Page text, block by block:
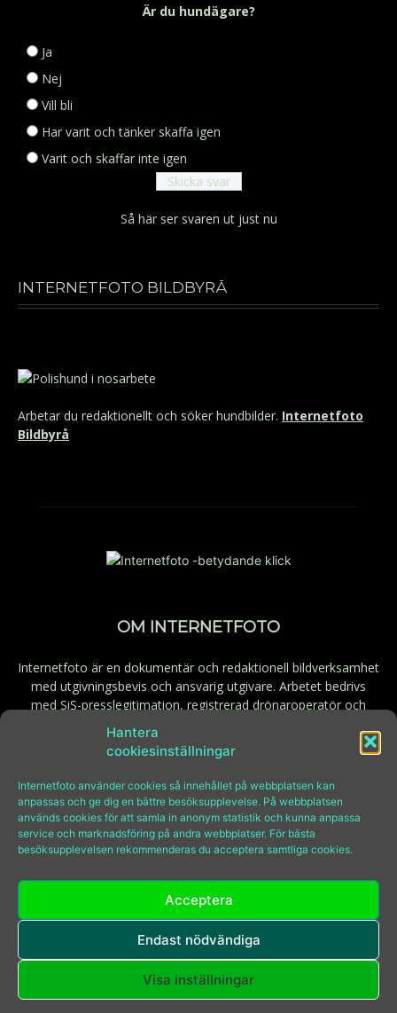
Hantera
cookiesinställningar
Internetfoto använder cookies så innehållet på webbplatsen kan
anpassas och ge dig en bättre besöksupplevelse. På webbplatsen
används cookies för att samla in anonym statistik och kunna anpassa
service och marknadsföring på andra webbplatser. För bästa
besöksupplevelsen rekommenderas du acceptera samtliga cookies.
Acceptera
Endast nödvändiga
Visa inställningar
Är du hundägare?
Ja
Nej
Vill bli
Har varit och tänker skaffa igen
Varit och skaffar inte igen
Så här ser svaren ut just nu
INTERNETFOTO BILDBYRÅ
Arbetar du redaktionellt och söker hundbilder. Internetfoto
Bildbyrå
OM INTERNETFOTO
Internetfoto är en dokumentär och redaktionell bildverksamhet
med utgivningsbevis och ansvarig utgivare. Arbetet bedrivs
med SiS-presslegitimation, registrerad drönaroperatör och
behörig fjärrpilot. Godkänd för F-skatt.
Kontakt:bilder@internetfoto.se
FÖLJ INTERNETFOTO
© Copyright Internetfoto 2009-2026
Tel: 08-646 97 70
E-post:bilder@internetfoto.se